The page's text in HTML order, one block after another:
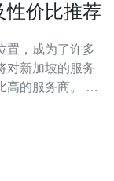
性价比推荐
置，成为了许多
对新加坡的服务
的服务商。 在
的服务器。 1.